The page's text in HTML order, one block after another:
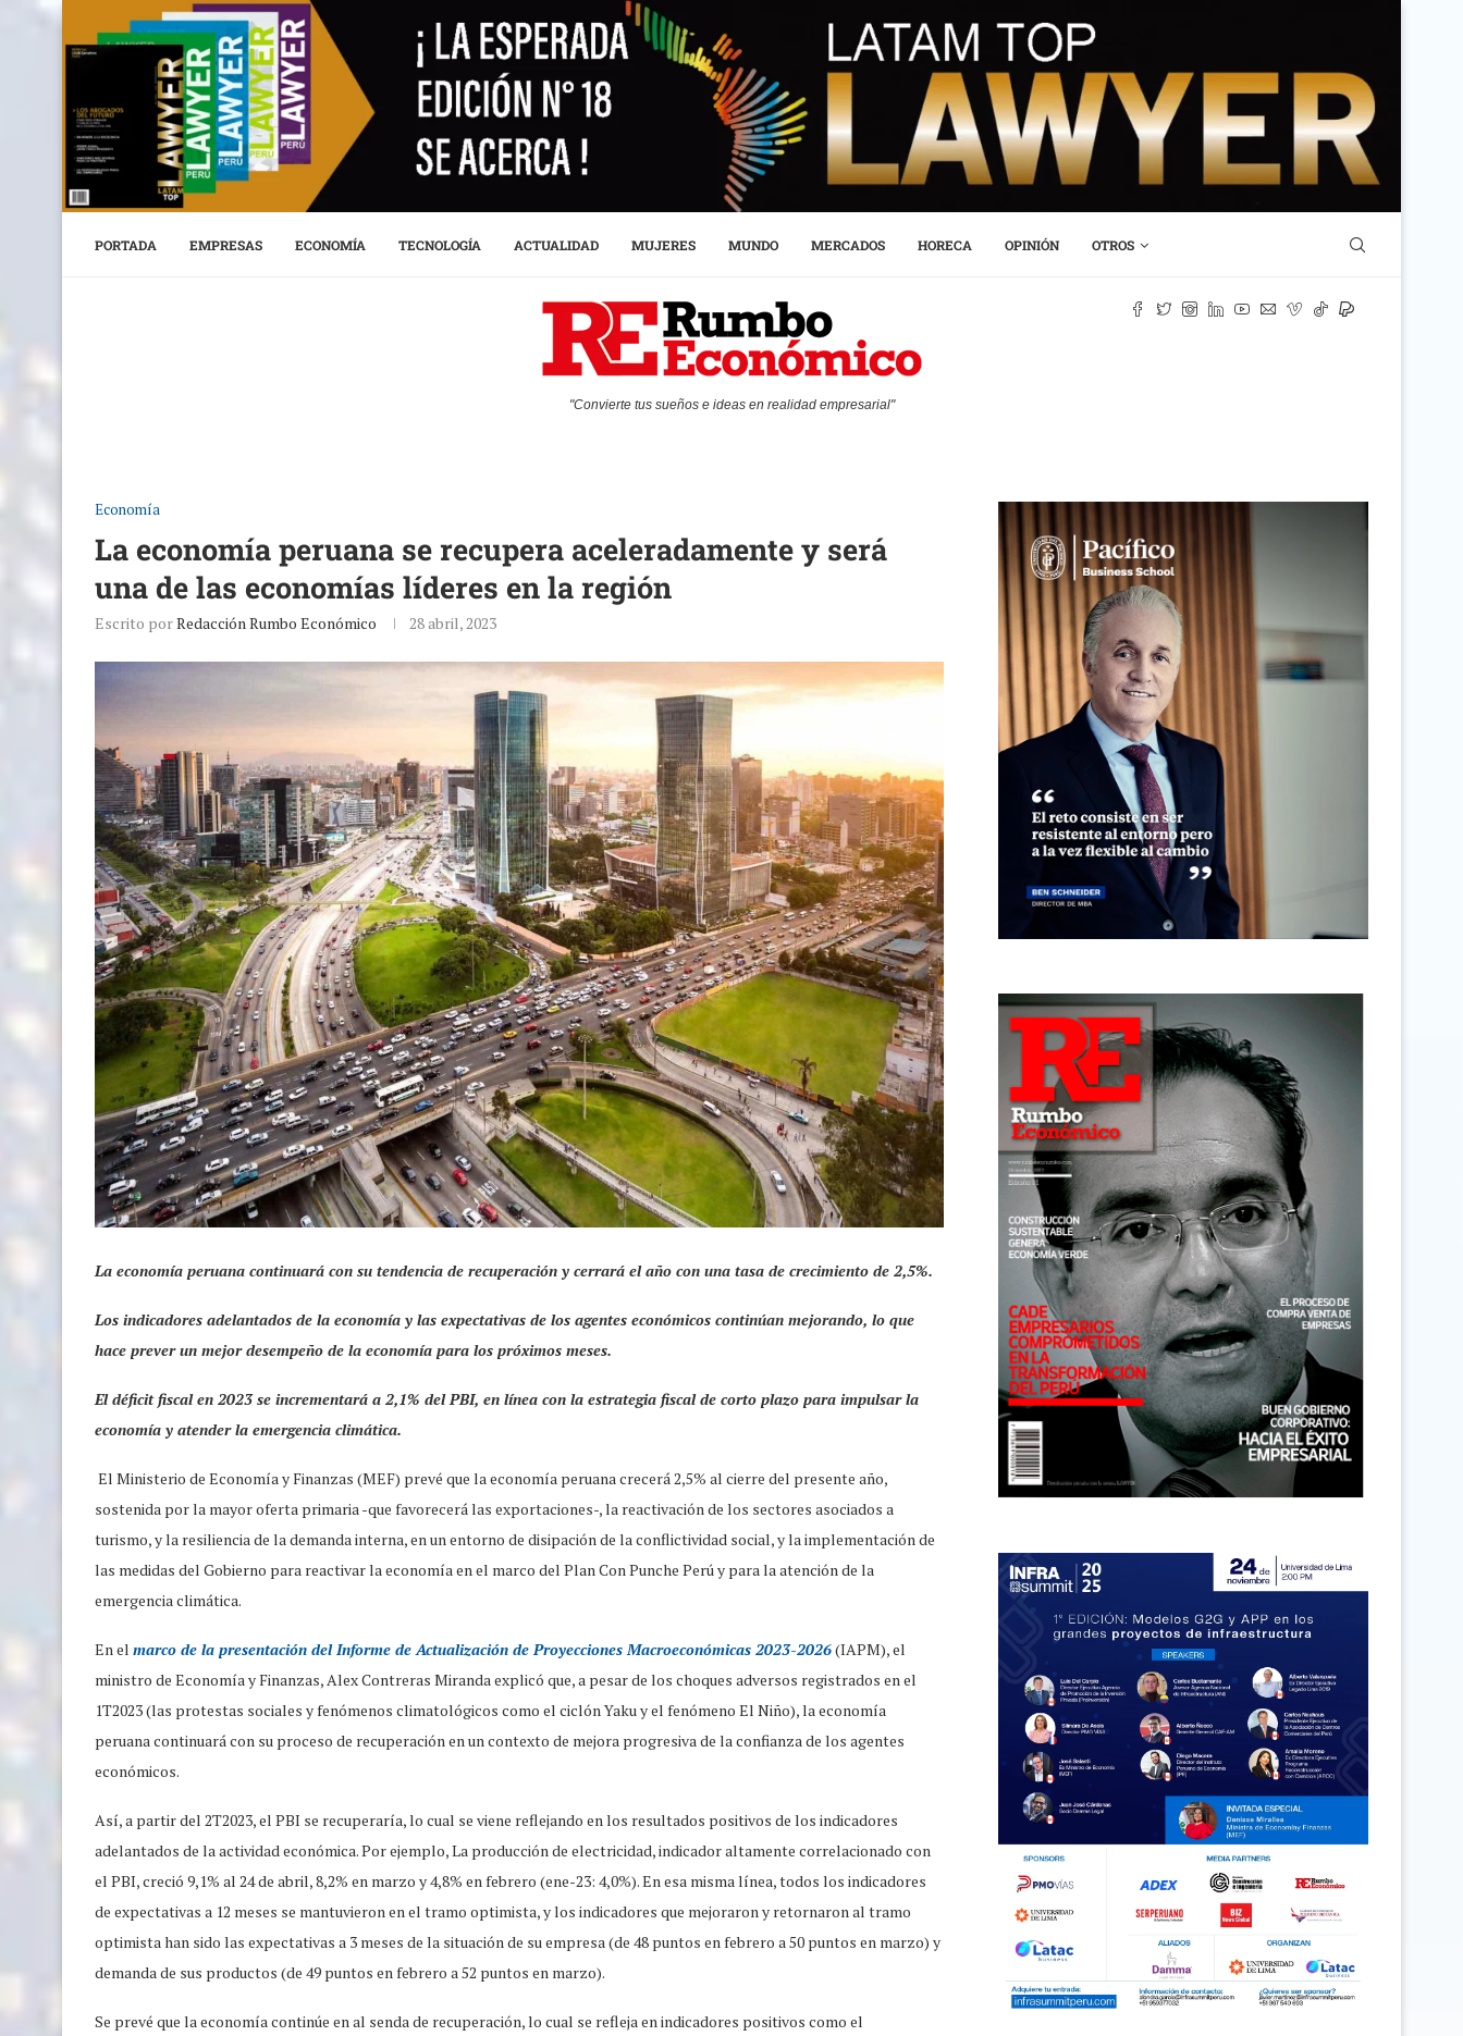
PORTADA EMPRESAS ECONOMÍA TECNOLOGÍA ACTUALIDAD MUJERES MUNDO MERCADOS HORECA OPINIÓN OTROS
"Convierte tus sueños e ideas en realidad empresarial"
Economía
La economía peruana se recupera aceleradamente y será
una de las economías líderes en la región
Escrito porRedacción Rumbo Económico 28 abril, 2023
La economía peruana continuará con su tendencia de recuperación y cerrará el año con una tasa de crecimiento de 2,5%.
Los indicadores adelantados de la economía y las expectativas de los agentes económicos continúan mejorando, lo que
hace prever un mejor desempeño de la economía para los próximos meses.
El déficit fiscal en 2023 se incrementará a 2,1% del PBI, en línea con la estrategia fiscal de corto plazo para impulsar la
economía y atender la emergencia climática.
El Ministerio de Economía y Finanzas (MEF) prevé que la economía peruana crecerá 2,5% al cierre del presente año,
sostenida por la mayor oferta primaria -que favorecerá las exportaciones-, la reactivación de los sectores asociados a
turismo, y la resiliencia de la demanda interna, en un entorno de disipación de la conflictividad social, y la implementación de
las medidas del Gobierno para reactivar la economía en el marco del Plan Con Punche Perú y para la atención de la
emergencia climática.
En el marco de la presentación del Informe de Actualización de Proyecciones Macroeconómicas 2023-2026(IAPM), el
ministro de Economía y Finanzas, Alex Contreras Miranda explicó que, a pesar de los choques adversos registrados en el
1T2023 (las protestas sociales y fenómenos climatológicos como el ciclón Yaku y el fenómeno El Niño), la economía
peruana continuará con su proceso de recuperación en un contexto de mejora progresiva de la confianza de los agentes
económicos.
Así, a partir del 2T2023, el PBI se recuperaría, lo cual se viene reflejando en los resultados positivos de los indicadores
adelantados de la actividad económica. Por ejemplo, La producción de electricidad, indicador altamente correlacionado con
el PBI, creció 9,1% al 24 de abril, 8,2% en marzo y 4,8% en febrero (ene-23: 4,0%). En esa misma línea, todos los indicadores
de expectativas a 12 meses se mantuvieron en el tramo optimista, y los indicadores que mejoraron y retornaron al tramo
optimista han sido las expectativas a 3 meses de la situación de su empresa (de 48 puntos en febrero a 50 puntos en marzo) y
demanda de sus productos (de 49 puntos en febrero a 52 puntos en marzo).
Se prevé que la economía continúe en al senda de recuperación, lo cual se refleja en indicadores positivos como el